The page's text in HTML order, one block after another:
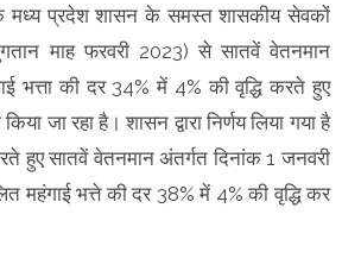
मध्य प्रदेश शासन के समस्त शासकीय सेवकों
माह फरवरी 2023) से सातवें वेतनमान
भत्ता की दर 34% में 4% की वृद्धि करते हुए
जा रहा है। शासन द्वारा निर्णय लिया गया है
हुए सातवें वेतनमान अंतर्गत दिनांक 1 जनवरी
महंगाई भत्ते की दर 38% में 4% की वृद्धि कर